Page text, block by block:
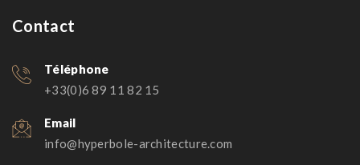
Contact
Téléphone
+33(0)6 89 11 82 15
Email
info@hyperbole-architecture.com